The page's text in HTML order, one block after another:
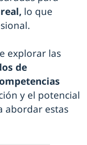
lo que
explorar las
de
y el potencial
abordar estas